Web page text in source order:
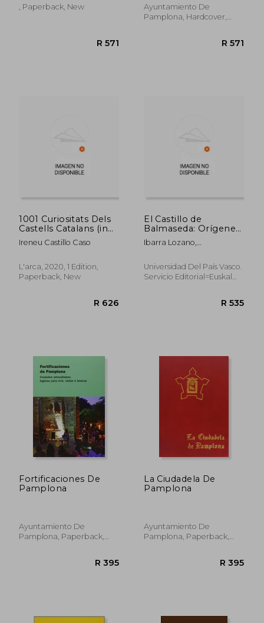
R 500 R
, Paperback, New
Sustainable
Developmen.
(AYUNTAMIENTO DE
Ayuntamiento De
Pamplona, Hardcover,
1001 Curiositats Dels
Castells Catalans (in
Catalan)
Ireneu Castillo Caso
L'arca, 2020, 1 Edition,
Paperback, New
El Castillo de
Balmaseda: Orígenes,
Derribo y
Resurgimiento
Ibarra Lozano,
Urtzi
Universidad Del País Vasco.
Servicio Editorial=Euskal
Fortificaciones De
Pamplona
Ayuntamiento De
Pamplona, Paperback,
La Ciudadela De
Pamplona
Ayuntamiento De
Pamplona, Paperback,